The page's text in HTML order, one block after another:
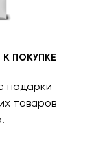
ПОКУПКЕ
подарки
товаров